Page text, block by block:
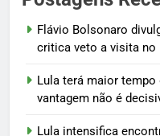
Flávio Bolsonaro
critica veto a visita no
Lula terá maior tempo
vantagem não é
Lula intensifica